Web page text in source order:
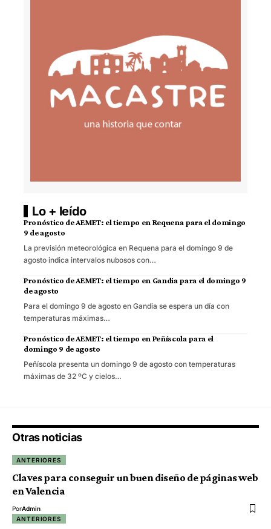
Lo + leído
Pronóstico de AEMET: el tiempo en Requena para el domingo
9 de agosto
La previsión meteorológica en Requena para el domingo 9 de
agosto indica intervalos nubosos con…
Pronóstico de AEMET: el tiempo en Gandia para el domingo 9
de agosto
Para el domingo 9 de agosto en Gandia se espera un día con
temperaturas máximas…
Pronóstico de AEMET: el tiempo en Peñíscola para el
domingo 9 de agosto
Peñíscola presenta un domingo 9 de agosto con temperaturas
máximas de 32 ºC y cielos…
Otras noticias
ANTERIORES
Claves para conseguir un buen diseño de páginas web
en Valencia
PorAdmin
ANTERIORES